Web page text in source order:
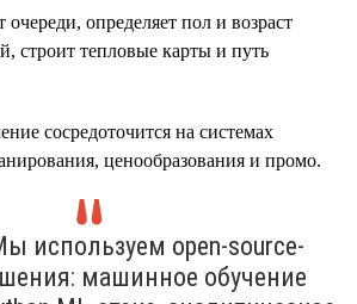
очереди, определяет пол и возраст
строит тепловые карты и путь
сосредоточится на системах
ценообразования и промо.
используем open-source-
машинное обучение